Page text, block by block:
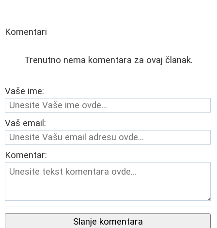
Komentari
Trenutno nema komentara za ovaj članak.
Vaše ime:
Vaš email:
Komentar:
Slanje komentara